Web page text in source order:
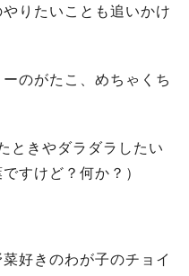
りたいことも追いかけ
のがたこ、めちゃくち
ときやダラダラしたい
すけど？何か？）
好きのわが子のチョイ